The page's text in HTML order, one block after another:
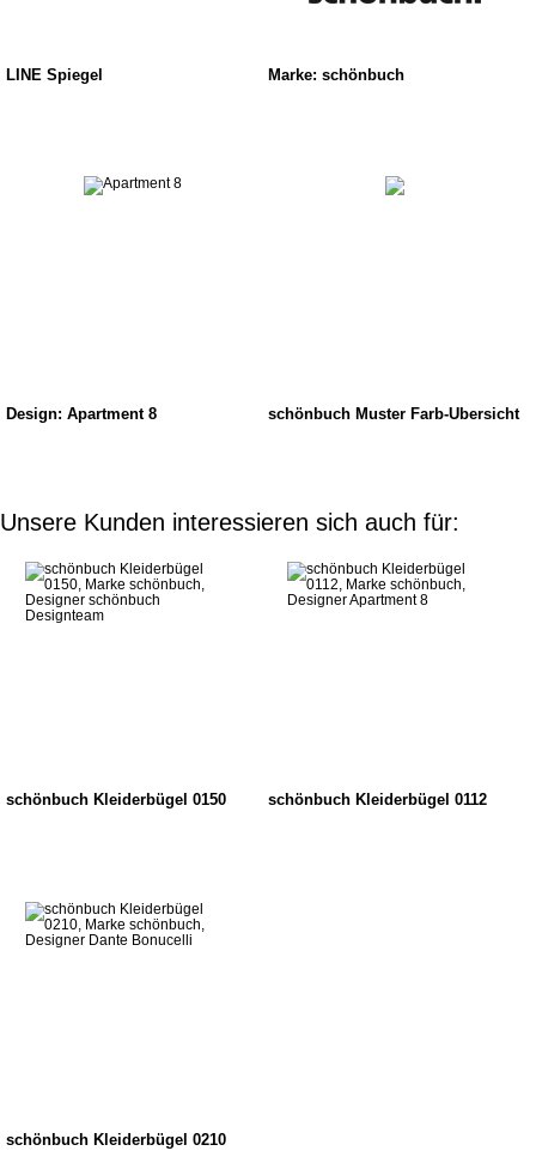
LINE Spiegel Marke: schönbuch
Design: Apartment 8 schönbuch Muster Farb-Übersicht
Unsere Kunden interessieren sich auch für:
schönbuch Kleiderbügel 0150 schönbuch Kleiderbügel 0112
schönbuch Kleiderbügel 0210